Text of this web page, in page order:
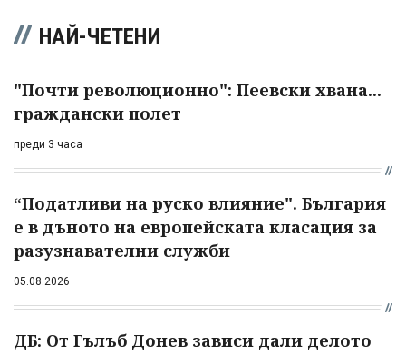
НАЙ-ЧЕТЕНИ
"Почти революционно": Пеевски хвана...
граждански полет
преди 3 часа
“Податливи на руско влияние". България
е в дъното на европейската класация за
разузнавателни служби
05.08.2026
ДБ: От Гълъб Донев зависи дали делото